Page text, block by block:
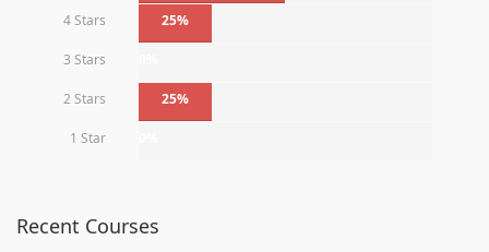
4 Stars 25%
3 Stars
2 Stars 25%
1 Star
Recent Courses